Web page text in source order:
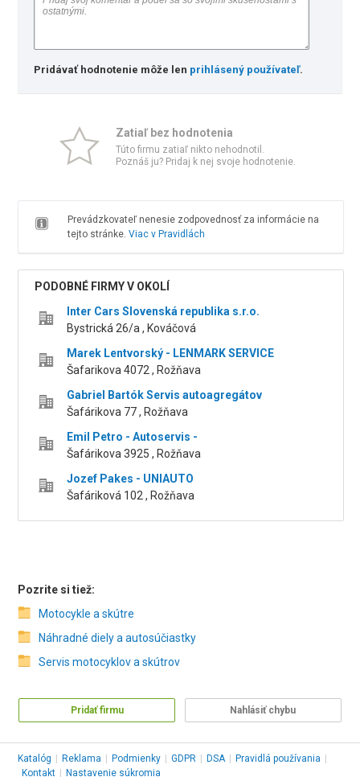
Pridávať hodnotenie môže len prihlásený používateľ.
Zatiaľ bez hodnotenia
Túto firmu zatiaľ nikto nehodnotil.
Poznáš ju? Pridaj k nej svoje hodnotenie.
Prevádzkovateľ nenesie zodpovednosť za informácie na
tejto stránke. Viac v Pravidlách
PODOBNÉ FIRMY V OKOLÍ
Inter Cars Slovenská republika s.r.o.
Bystrická 26/a , Kováčová
Marek Lentvorský - LENMARK SERVICE
Šafarikova 4072 , Rožňava
Gabriel Bartók Servis autoagregátov
Šafárikova 77 , Rožňava
Emil Petro - Autoservis -
Šafárikova 3925 , Rožňava
Jozef Pakes - UNIAUTO
Šafáriková 102 , Rožňava
Pozrite si tiež:
Motocykle a skútre
Náhradné diely a autosúčiastky
Servis motocyklov a skútrov
Pridať firmu Nahlásiť chybu
Katalóg Reklama Podmienky GDPR DSA Pravidlá používania
Kontakt
Nastavenie súkromia